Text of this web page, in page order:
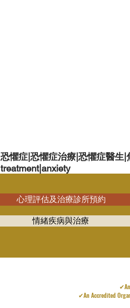
恐懼症|恐懼症治療|恐懼症醫生
treatment|anxiety
心理評估及治療診所預約
情緒疾病與治療
✔An Accredited